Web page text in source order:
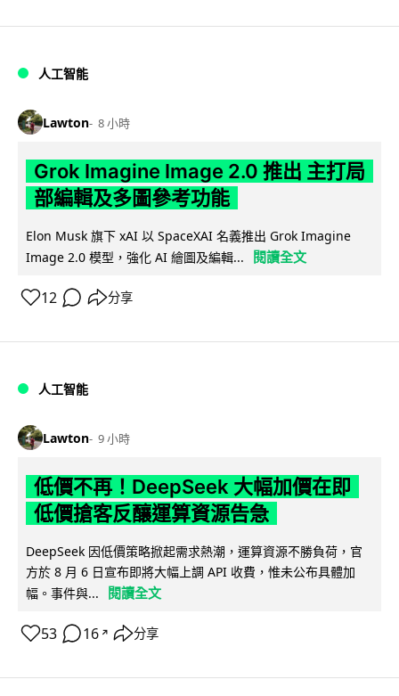
人工智能
Lawton 8 小時
Grok Imagine Image 2.0 推出 主打局
部編輯及多圖參考功能
Elon Musk 旗下 xAI 以 SpaceXAI 名義推出 Grok Imagine
Image 2.0 模型，強化 AI 繪圖及編輯...
閱讀全文
12 分享
人工智能
Lawton 9 小時
低價不再！DeepSeek 大幅加價在即
低價搶客反釀運算資源告急
DeepSeek 因低價策略掀起需求熱潮，運算資源不勝負荷，官
方於 8 月 6 日宣布即將大幅上調 API 收費，惟未公布具體加
幅。事件與...
閱讀全文
53 16 ↗ 分享